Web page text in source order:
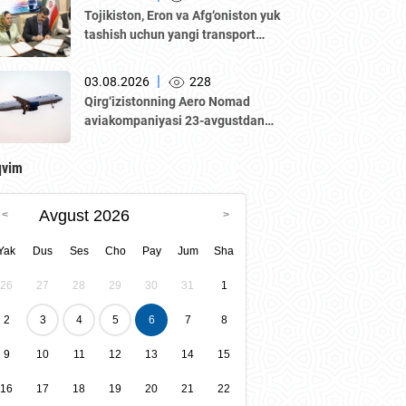
Qozogʼiston biznes-forumi va B2B
muzokaralari boʼlib oʼtmoqda.
Tojikiston, Eron va Afg‘oniston yuk
tashish uchun yangi transport
03.08.2026 |
228
Qirg‘izistonning Aero Nomad
aviakompaniyasi 23-avgustdan
Avgust 2026
Dus Ses Cho Pay Jum Sha
26 27 28 29 30 31 1
2 3 4 5 6 7 8
9 10 11 12 13 14 15
16 17 18 19 20 21 22